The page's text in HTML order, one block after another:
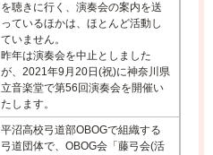
を聴きに行く、演奏会の案内を送
っているほかは、ほとんど活動し
ていません。
昨年は演奏会を中止としました
が、2021年9月20日(祝)に神奈川県
立音楽堂で第56回演奏会を開催い
たします。
平沼高校弓道部OBOGで組織する
弓道団体で、OBOG会「藤弓会(活